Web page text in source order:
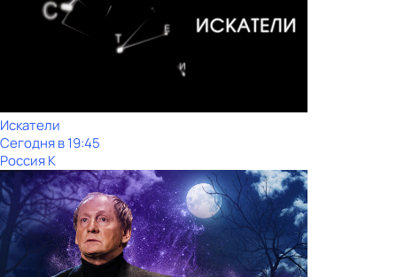
Искатели
Сегодня в 19:45
Россия К